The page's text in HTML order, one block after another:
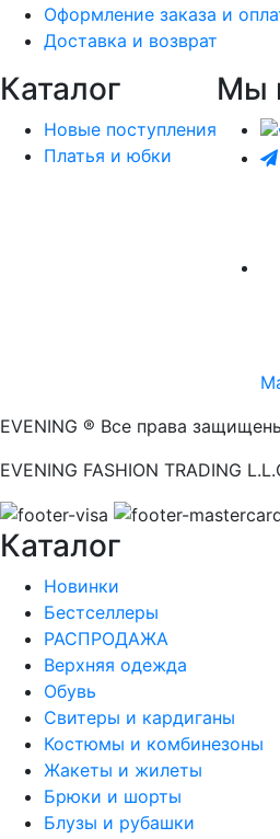
Оформление заказа и
Доставка и возврат
Каталог
Новые поступления
Платья и юбки
Мы
EVENING ® Все права
EVENING FASHION TRADING
Каталог
Новинки
Бестселлеры
РАСПРОДАЖА
Верхняя одежда
Обувь
Свитеры и кардиганы
Костюмы и комбинезоны
Жакеты и жилеты
Брюки и шорты
Блузы и рубашки